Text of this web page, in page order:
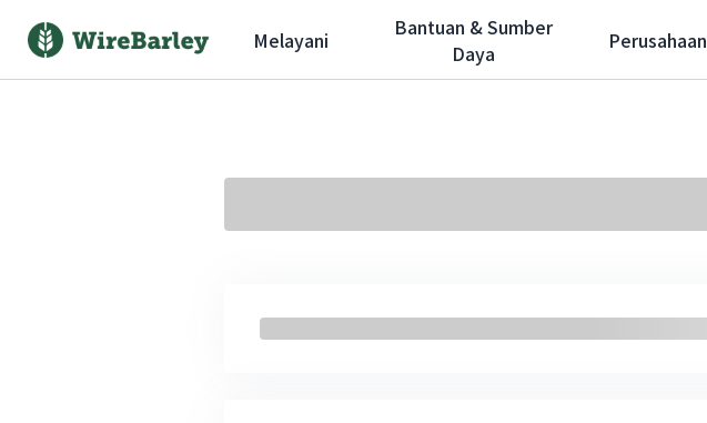
Melayani
Bantuan & Sumber
Daya
Perusahaan